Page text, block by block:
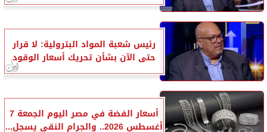
رئيس شعبة المواد البترولية: لا قرار
حتى الآن بشأن تحريك أسعار الوقود
أسعار الفضة في مصر اليوم الجمعة 7
أغسطس 2026.. والجرام النقي يسجل...